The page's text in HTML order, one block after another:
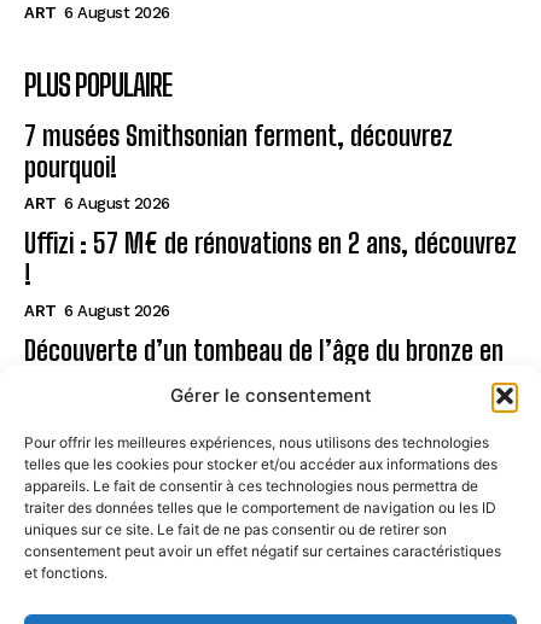
Gérer le consentement
Pour offrir les meilleures expériences, nous utilisons des technologies
telles que les cookies pour stocker et/ou accéder aux informations des
appareils. Le fait de consentir à ces technologies nous permettra de
traiter des données telles que le comportement de navigation ou les ID
uniques sur ce site. Le fait de ne pas consentir ou de retirer son
consentement peut avoir un effet négatif sur certaines caractéristiques
et fonctions.
ART 6 August 2026
PLUS POPULAIRE
7 musées Smithsonian ferment, découvrez
pourquoi!
ART 6 August 2026
Uffizi : 57 M€ de rénovations en 2 ans, découvrez
!
ART 6 August 2026
Découverte d’un tombeau de l’âge du bronze en
Page
CONTACT
MENTIONS LÉGALES